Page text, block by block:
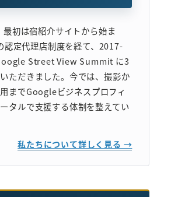
初は宿紹介サイトから始ま
認定代理店制度を経て、2017-
Street View Summit に3
ただきました。今では、撮影か
までGoogleビジネスプロフィ
タルで支援する体制を整えてい
私たちについて詳しく見る →